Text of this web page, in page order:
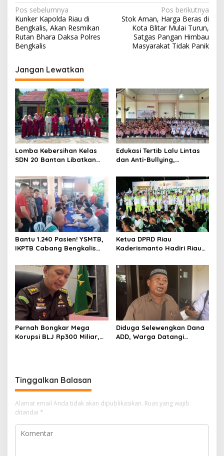
P
n
g
a
n
a
L
u
a
r
B
i
a
s
N
a
v
i
g
a
s
i
p
o
s
Pos sebelumnya
Kunker Kapolda Riau di
Bengkalis, Akan Resmikan
Rutan Bhara Daksa Polres
Bengkalis
Pos berikutnya
Stok Aman, Harga Beras di
Kota Blitar Mulai Turun,
Satgas Pangan Himbau
Masyarakat Tidak Panik
Jangan Lewatkan
Lomba Kebersihan Kelas
SDN 20 Bantan Libatkan
sebagai Dewan Juri
Edukasi Tertib Lalu Lintas
dan Anti-Bullying,
Gelar “Polisi Sahabat Anak”
di SD IT Al-Fatih Duri
Bantu 1.240 Pasien! YSMTB,
IKPTB Cabang Bengkalis
Apresiasi Perkumpulan Kin
Men Riau Atas Kegiatan
Bakti Sosial Kesehatan Di
Bengkalis.
Ketua DPRD Riau
Kaderismanto Hadiri Riau
Dukung Sinergitas dan
Kampanye Lingkungan
Pernah Bongkar Mega
Korupsi BLJ Rp300 Miliar,
Diduga Selewengkan Dana
ADD, Warga Datangi
Tinggalkan Balasan
Alamat email Anda tidak akan dipublikasikan. Ruas yang wajib
ditandai *